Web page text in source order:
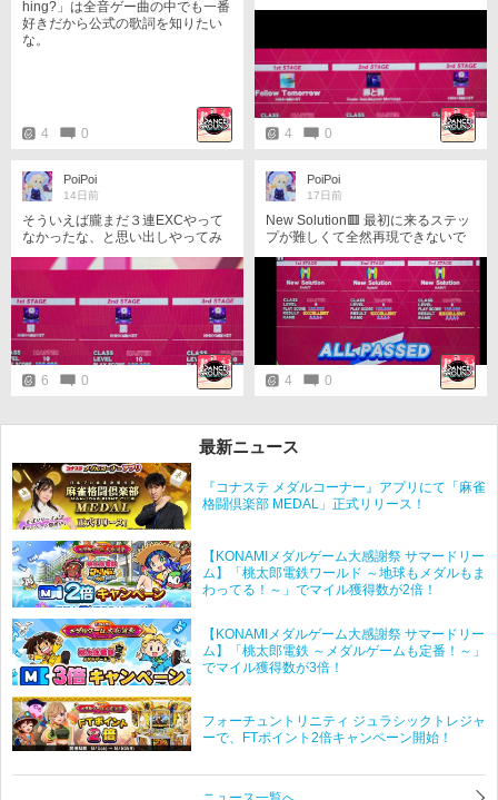
hing?」は全音ゲー曲の中でも一番
好きだから公式の歌詞を知りたい
な。
4 0
ラって意外と判定厳しいですね…
ダンアラの判定に慣れたら鬼難し
く感じます👹 あとリザルト撮影し
たら反射で顔が写ってた😭
4
0
PoiPoi
14日前
そういえば朧まだ３連EXCやって
なかったな、と思い出しやってみ
ました👊 仕事で重い荷物運んだ際
に腰を痛めてしまい、屈むのがつ
😭
6 0
PoiPoi
17日前
New Solution🟥 最初に来るステッ
プが難しくて全然再現できないで
いたのですが、ダンアラ熟練者の
方に詳しく動きを教えていただく
ことができ、やっとできる様にな
りました😭ありがとうございま
す！ この曲もトレーニングで4曲
連続行けたので、4連EXC達成です
👍 次は苦手なチャールストンがで
きる様に練習せねば…
4 0
最新ニュース
『コナステ メダルコーナー』アプリにて「麻雀
格闘倶楽部 MEDAL」正式リリース！
【KONAMIメダルゲーム大感謝祭 サマードリー
ム】「桃太郎電鉄ワールド ～地球もメダルもま
わってる！～」でマイル獲得数が2倍！
【KONAMIメダルゲーム大感謝祭 サマードリー
ム】「桃太郎電鉄 ～メダルゲームも定番！～」
でマイル獲得数が3倍！
フォーチュントリニティ ジュラシックトレジャ
ーで、FTポイント2倍キャンペーン開始！